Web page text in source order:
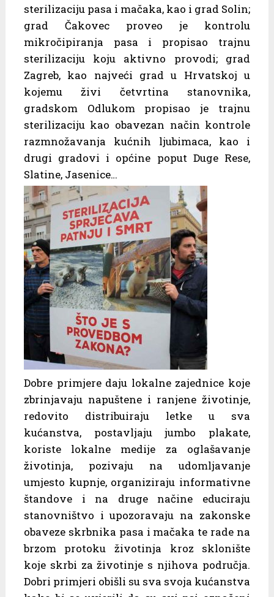
sterilizaciju pasa i mačaka, kao i grad Solin;
grad Čakovec proveo je kontrolu
mikročipiranja pasa i propisao trajnu
sterilizaciju koju aktivno provodi; grad
Zagreb, kao najveći grad u Hrvatskoj u
kojemu živi četvrtina stanovnika,
gradskom Odlukom propisao je trajnu
sterilizaciju kao obavezan način kontrole
razmnožavanja kućnih ljubimaca, kao i
drugi gradovi i općine poput Duge Rese,
Slatine, Jasenice…
Dobre primjere daju lokalne zajednice koje
zbrinjavaju napuštene i ranjene životinje,
redovito distribuiraju letke u sva
kućanstva, postavljaju jumbo plakate,
koriste lokalne medije za oglašavanje
životinja, pozivaju na udomljavanje
umjesto kupnje, organiziraju informativne
štandove i na druge načine educiraju
stanovništvo i upozoravaju na zakonske
obaveze skrbnika pasa i mačaka te rade na
brzom protoku životinja kroz sklonište
koje skrbi za životinje s njihova područja.
Dobri primjeri obišli su sva svoja kućanstva